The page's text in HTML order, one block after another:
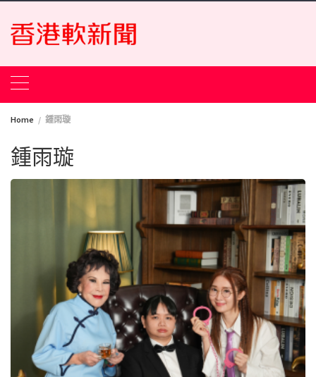
Skip
content
Home 鍾雨璇
鍾雨璇